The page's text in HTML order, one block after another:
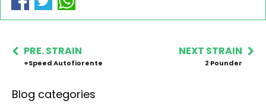
PRE. STRAIN
+Speed Autofiorente
NEXT STRAIN
2 Pounder
Blog categories